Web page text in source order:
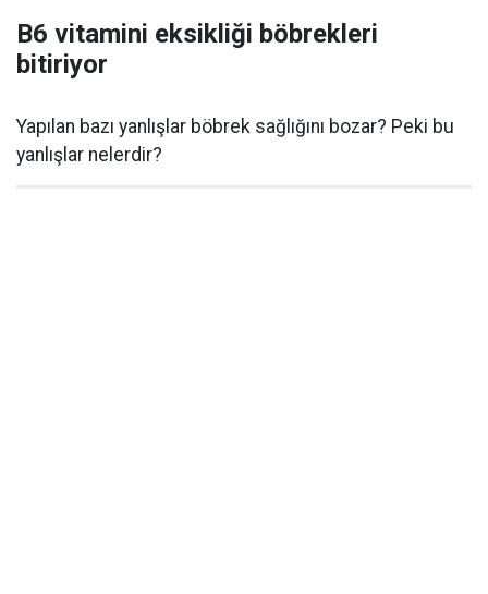
B6 vitamini eksikliği böbrekleri
bitiriyor
Yapılan bazı yanlışlar böbrek sağlığını bozar? Peki bu
yanlışlar nelerdir?